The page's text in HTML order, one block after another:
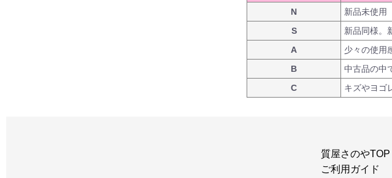
N
新品未使用
S
新品同様。
A
少々の使用
B
中古品の中
C
キズやヨゴ
質屋さのやTOP
ご利用ガイド